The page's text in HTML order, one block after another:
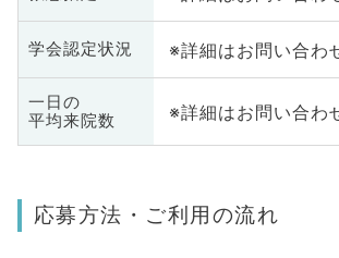
学会認定状況 ※詳細はお問い合わ
一日の
平均来院数
※詳細はお問い合わ
応募方法・ご利用の流れ